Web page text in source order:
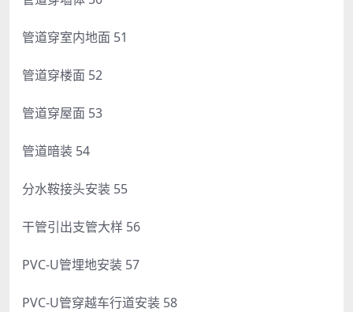
管道穿室内地面 51
管道穿楼面 52
管道穿屋面 53
管道暗装 54
分水鞍接头安装 55
干管引出支管大样 56
PVC-U管埋地安装 57
PVC-U管穿越车行道安装 58